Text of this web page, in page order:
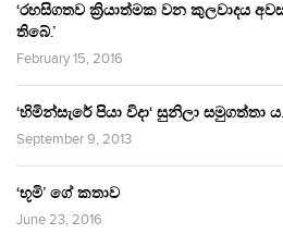
‘රහසිගතව ක්‍රියාත්මක වන කුලවාදය
තිබේ.’
February 15, 2016
‘හිමින්සැරේ පියා විදා‘ සුනිලා සමුගත්තා ය.
September 9, 2013
‘භූමි’ ගේ කතාව
June 23, 2016